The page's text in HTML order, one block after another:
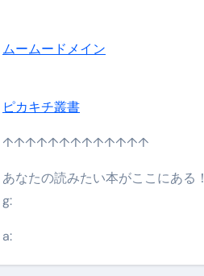
ムームードメイン
ピカキチ叢書
↑↑↑↑↑↑↑↑↑↑↑↑↑
あなたの読みたい本がここにある！
g:
a: